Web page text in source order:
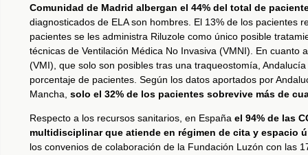
Comunidad de Madrid albergan el 44% del total de
diagnosticados de ELA son hombres. El 13% de los pacientes
pacientes se les administra Riluzole como único posible
técnicas de Ventilación Médica No Invasiva (VMNI). En cuanto
(VMI), que solo son posibles tras una traqueostomía,
porcentaje de pacientes. Según los datos aportados por
Mancha, solo el 32% de los pacientes sobrevive más de
Respecto a los recursos sanitarios, en España el 94% de las
multidisciplinar que atiende en régimen de cita y espacio
los convenios de colaboración de la Fundación Luzón con las